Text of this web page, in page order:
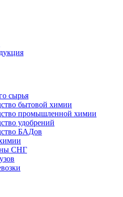
сырья
бытовой химии
промышленной химии
удобрений
БАДов
СНГ